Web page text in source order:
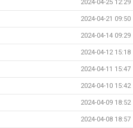
2024-04-25 12:29
2024-04-21 09:50
2024-04-14 09:29
2024-04-12 15:18
2024-04-11 15:47
2024-04-10 15:42
2024-04-09 18:52
2024-04-08 18:57